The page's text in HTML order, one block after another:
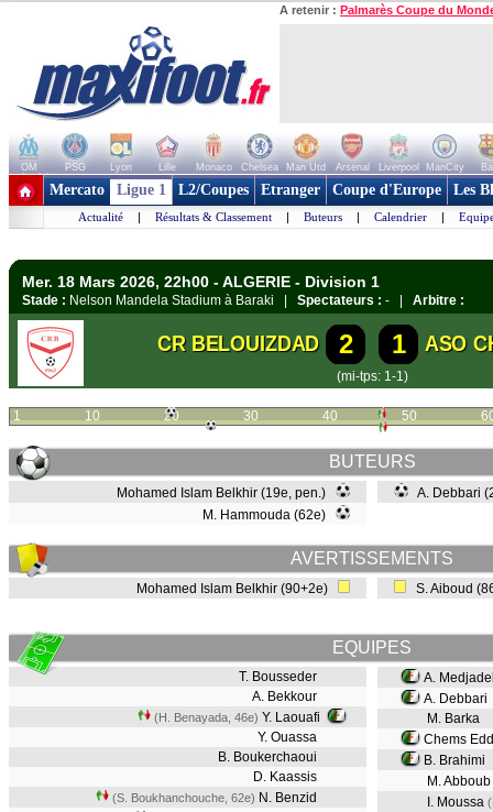
A retenir : Palmarès Coupe du
OM PSG Lyon Lille Monaco Chelsea Man Utd Arsenal Liverpool ManCity
+ de clubs
Mercato Ligue 1 L2/Coupes Etranger Coupe d'Europe Les
Actualité | Résultats & Classement | Buteurs | Calendrier |
Mer. 18 Mars 2026, 22h00 - ALGERIE - Division 1
Stade : Nelson Mandela Stadium à Baraki | Spectateurs : - | Arbitre :
CR BELOUIZDAD 2 1 ASO
(mi-tps: 1-1)
1 10 20 30 40 50
BUTEURS
Mohamed Islam Belkhir (19e, pen.)
M. Hammouda (62e)
A. Debbari
AVERTISSEMENTS
Mohamed Islam Belkhir (90+2e) S. Aiboud
EQUIPES
T. Bousseder
A. Bekkour
(H. Benayada, 46e) Y. Laouafi
Y. Ouassa
B. Boukerchaoui
D. Kaassis
(S. Boukhanchouche, 62e) N. Benzid
A.
A. Debbari
M. Barka
Chems
B. Brahimi
M. Abboub
I. Moussa